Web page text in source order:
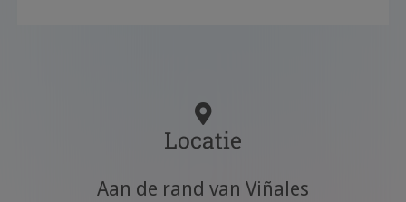
Locatie
Aan de rand van Viñales